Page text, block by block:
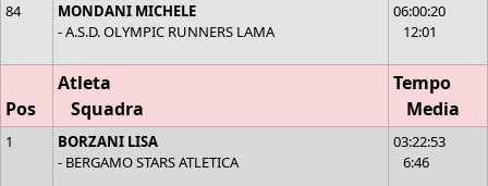
84
MONDANI MICHELE
- A.S.D. OLYMPIC RUNNERS LAMA
06:00:20
12:01
Pos
Atleta
Squadra
Tempo
Media
1
BORZANI LISA
- BERGAMO STARS ATLETICA
03:22:53
6:46